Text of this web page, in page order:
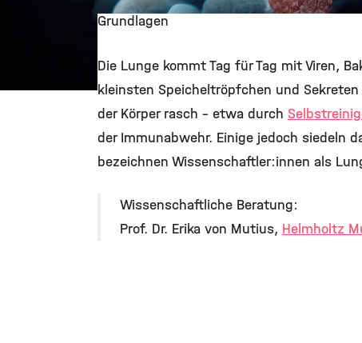
Grundlagen
Die Lunge kommt Tag für Tag mit Viren,
kleinsten Speicheltröpfchen und
der Körper rasch – etwa durch
der Immunabwehr. Einige jedoch siedeln
bezeichnen Wissenschaftler:innen als
Wissenschaftliche Beratung:
Prof. Dr. Erika von Mutius, Helmholtz